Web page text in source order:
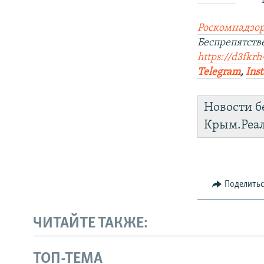
https://
Telegram,
Новости
ЧИТАЙТЕ ТАКЖЕ:
ТОП-ТЕМА